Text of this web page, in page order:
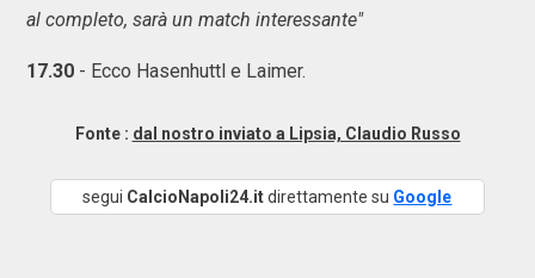
al completo, sarà un match interessante"
17.30 - Ecco Hasenhuttl e Laimer.
Fonte : dal nostro inviato a Lipsia, Claudio Russo
segui CalcioNapoli24.itdirettamente su Google